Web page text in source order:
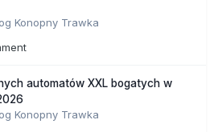
Konopny Trawka
automatów XXL bogatych w
Konopny Trawka